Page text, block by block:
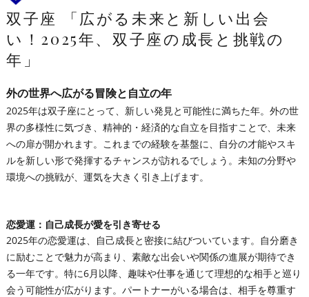
双子座 「広がる未来と新しい出会
い！2025年、双子座の成長と挑戦の
年」
外の世界へ広がる冒険と自立の年
2025年は双子座にとって、新しい発見と可能性に満ちた年。外の世
界の多様性に気づき、精神的・経済的な自立を目指すことで、未来
への扉が開かれます。これまでの経験を基盤に、自分の才能やスキ
ルを新しい形で発揮するチャンスが訪れるでしょう。未知の分野や
環境への挑戦が、運気を大きく引き上げます。
恋愛運：自己成長が愛を引き寄せる
2025年の恋愛運は、自己成長と密接に結びついています。自分磨き
に励むことで魅力が高まり、素敵な出会いや関係の進展が期待でき
る一年です。特に6月以降、趣味や仕事を通じて理想的な相手と巡り
会う可能性が広がります。パートナーがいる場合は、相手を尊重す